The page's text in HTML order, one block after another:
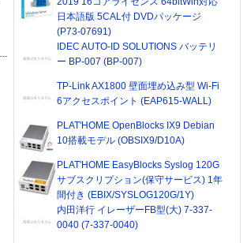
日本語版 5CAL付 DVDパッケージ
(P73-07691)
IDEC AUTO-ID SOLUTIONS バッテリ
ー BP-007 (BP-007)
TP-Link AX1800 壁面埋め込み型 Wi-Fi
6アクセスポイント (EAP615-WALL)
PLAT'HOME OpenBlocks IX9 Debian
10搭載モデル (OBSIX9/D10A)
PLAT'HOME EasyBlocks Syslog 120G
サブスクリプション(保守サービス) 1年
間付き (EBIX/SYSLOG120G/1Y)
内田洋行 イレーザーFB型(大) 7-337-
0040 (7-337-0040)